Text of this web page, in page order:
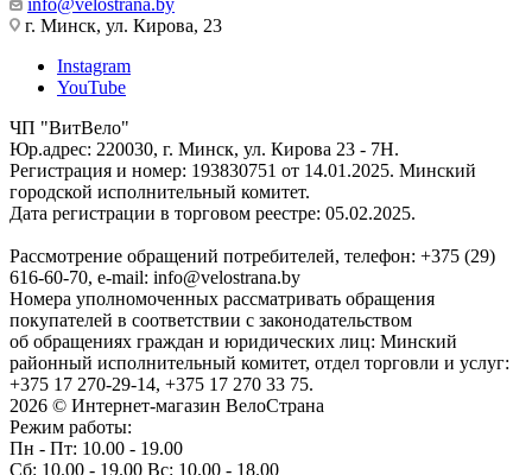
info@velostrana.by
г. Минск, ул. Кирова, 23
Instagram
YouTube
ЧП "ВитВело"
Юр.адрес: 220030, г. Минск, ул. Кирова 23 - 7Н.
Регистрация и номер: 193830751 от 14.01.2025. Минский
городской исполнительный комитет.
Дата регистрации в торговом реестре: 05.02.2025.
Рассмотрение обращений потребителей, телефон: +375 (29)
616-60-70, e-mail: info@velostrana.by
Номера уполномоченных рассматривать обращения
покупателей в соответствии с законодательством
об обращениях граждан и юридических лиц: Минский
районный исполнительный комитет, отдел торговли и услуг:
+375 17 270-29-14, +375 17 270 33 75.
2026 © Интернет-магазин ВелоСтрана
Режим работы:
Пн - Пт: 10.00 - 19.00
Сб: 10.00 - 19.00 Вс: 10.00 - 18.00